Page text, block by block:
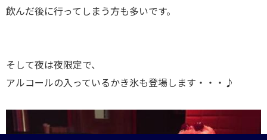
飲んだ後に行ってしまう方も多いです。
そして夜は夜限定で、
アルコールの入っているかき氷も登場します・・・♪